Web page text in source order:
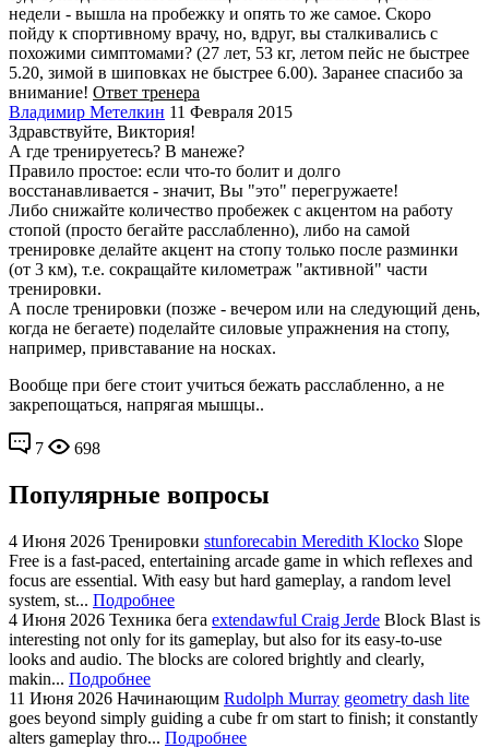
недели - вышла на пробежку и опять то же самое. Скоро
пойду к спортивному врачу, но, вдруг, вы сталкивались с
похожими симптомами? (27 лет, 53 кг, летом пейс не быстрее
5.20, зимой в шиповках не быстрее 6.00). Заранее спасибо за
внимание! Ответ тренера
Владимир Метелкин 11 Февраля 2015
Здравствуйте, Виктория!
А где тренируетесь? В манеже?
Правило простое: если что-то болит и долго
восстанавливается - значит, Вы "это" перегружаете!
Либо снижайте количество пробежек с акцентом на работу
стопой (просто бегайте расслабленно), либо на самой
тренировке делайте акцент на стопу только после разминки
(от 3 км), т.е. сокращайте километраж "активной" части
тренировки.
А после тренировки (позже - вечером или на следующий день,
когда не бегаете) поделайте силовые упражнения на стопу,
например, привставание на носках.
Вообще при беге стоит учиться бежать расслабленно, а не
закрепощаться, напрягая мышцы..
7 698
Популярные вопросы
4 Июня 2026 Тренировки stunforecabin Meredith Klocko Slope
Free is a fast-paced, entertaining arcade game in which reflexes and
focus are essential. With easy but hard gameplay, a random level
system, st... Подробнее
4 Июня 2026 Техника бега extendawful Craig Jerde Block Blast is
interesting not only for its gameplay, but also for its easy-to-use
looks and audio. The blocks are colored brightly and clearly,
makin... Подробнее
11 Июня 2026 Начинающим Rudolph Murray geometry dash lite
goes beyond simply guiding a cube fr om start to finish; it constantly
alters gameplay thro... Подробнее